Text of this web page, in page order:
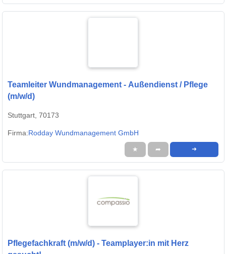
Teamleiter Wundmanagement - Außendienst / Pflege
(m/w/d)
Stuttgart, 70173
Firma:Rodday Wundmanagement GmbH
★ ➦ ➜
Pflegefachkraft (m/w/d) - Teamplayer:in mit Herz